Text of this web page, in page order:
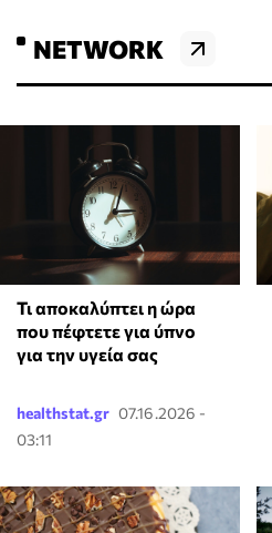
NETWORK
Τι αποκαλύπτει η ώρα
που πέφτετε για ύπνο
για την υγεία σας
healthstat.gr 07.16.2026 -
03:11